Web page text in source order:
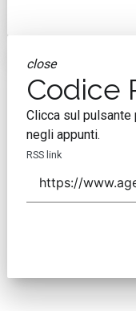
close
Codice
Clicca sul pulsante
negli appunti.
RSS link